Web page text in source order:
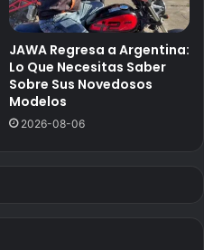
JAWA Regresa a Argentina:
Lo Que Necesitas Saber
Sobre Sus Novedosos
Modelos
2026-08-06